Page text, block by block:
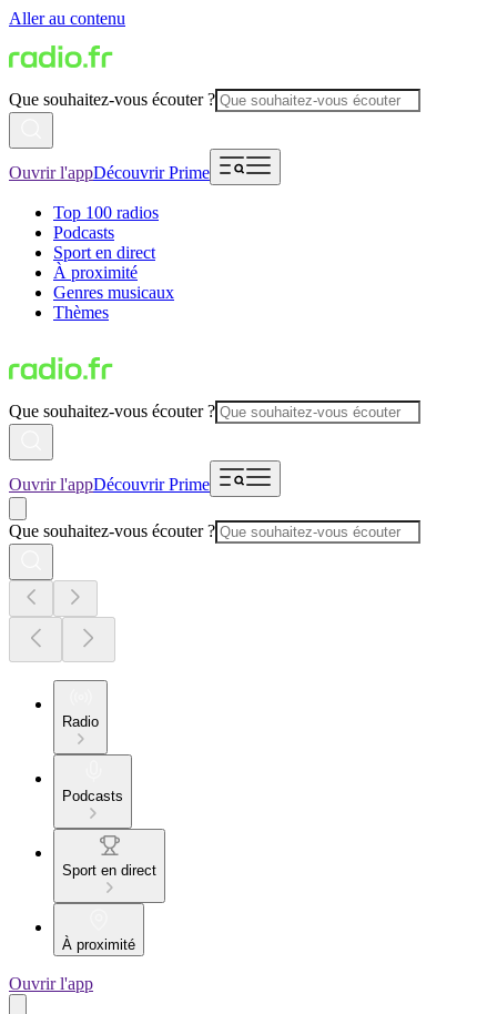
Aller au contenu
Que souhaitez-vous écouter ?
Ouvrir l'appDécouvrir Prime
Top 100 radios
Podcasts
Sport en direct
À proximité
Genres musicaux
Thèmes
Que souhaitez-vous écouter ?
Ouvrir l'appDécouvrir Prime
Que souhaitez-vous écouter ?
Radio
Podcasts
Sport en direct
À proximité
Ouvrir l'app